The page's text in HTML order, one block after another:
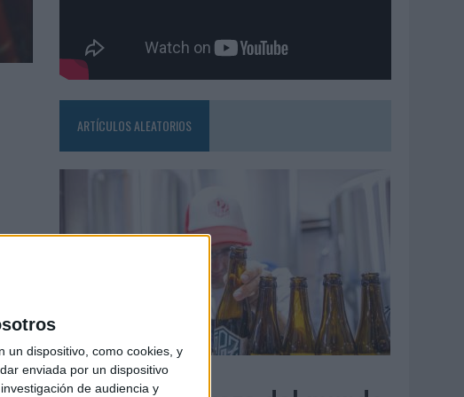
un dispositivo, como cookies, y
enviada por un dispositivo
de audiencia y
ARTÍCULOS ALEATORIOS
04/08/2026